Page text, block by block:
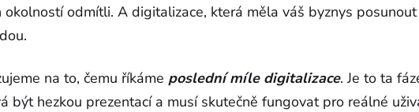
okolností odmítli. A digitalizace, která měla váš byznys
na to, čemu říkáme poslední míle digitalizace. Je to ta
být hezkou prezentací a musí skutečně fungovat pro reálné